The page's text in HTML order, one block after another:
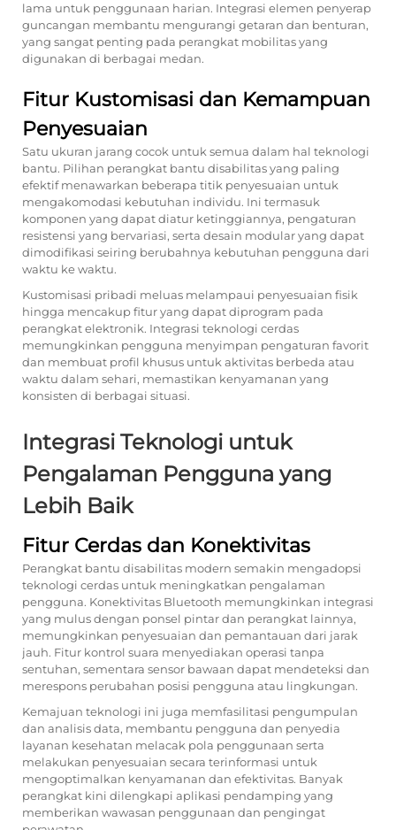
lama untuk penggunaan harian. Integrasi elemen penyerap
guncangan membantu mengurangi getaran dan benturan,
yang sangat penting pada perangkat mobilitas yang
digunakan di berbagai medan.
Fitur Kustomisasi dan Kemampuan
Penyesuaian
Satu ukuran jarang cocok untuk semua dalam hal teknologi
bantu. Pilihan perangkat bantu disabilitas yang paling
efektif menawarkan beberapa titik penyesuaian untuk
mengakomodasi kebutuhan individu. Ini termasuk
komponen yang dapat diatur ketinggiannya, pengaturan
resistensi yang bervariasi, serta desain modular yang dapat
dimodifikasi seiring berubahnya kebutuhan pengguna dari
waktu ke waktu.
Kustomisasi pribadi meluas melampaui penyesuaian fisik
hingga mencakup fitur yang dapat diprogram pada
perangkat elektronik. Integrasi teknologi cerdas
memungkinkan pengguna menyimpan pengaturan favorit
dan membuat profil khusus untuk aktivitas berbeda atau
waktu dalam sehari, memastikan kenyamanan yang
konsisten di berbagai situasi.
Integrasi Teknologi untuk
Pengalaman Pengguna yang
Lebih Baik
Fitur Cerdas dan Konektivitas
Perangkat bantu disabilitas modern semakin mengadopsi
teknologi cerdas untuk meningkatkan pengalaman
pengguna. Konektivitas Bluetooth memungkinkan integrasi
yang mulus dengan ponsel pintar dan perangkat lainnya,
memungkinkan penyesuaian dan pemantauan dari jarak
jauh. Fitur kontrol suara menyediakan operasi tanpa
sentuhan, sementara sensor bawaan dapat mendeteksi dan
merespons perubahan posisi pengguna atau lingkungan.
Kemajuan teknologi ini juga memfasilitasi pengumpulan
dan analisis data, membantu pengguna dan penyedia
layanan kesehatan melacak pola penggunaan serta
melakukan penyesuaian secara terinformasi untuk
mengoptimalkan kenyamanan dan efektivitas. Banyak
perangkat kini dilengkapi aplikasi pendamping yang
memberikan wawasan penggunaan dan pengingat